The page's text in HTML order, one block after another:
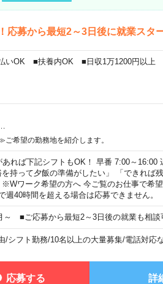
募から最短2～3日後に就業スタ
いOK ■扶養内OK ■日収1万1200円以上
希望の勤務地を紹介します。
れば下記シフトもOK！ 早番 7:00～16:00
持って夕飯の準備がしたい」 「できれば
ワーク希望の方へ 今ご覧のお仕事で希望
40時間を超える場合は応募できません。
～ ■ご応募から最短2～3日後の就業も相談
/シフト勤務/10名以上の大量募集/電話対応
応募する 詳